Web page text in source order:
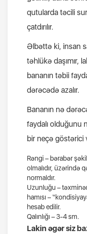
qutularda təcili
çatdırılır.
Əlbəttə ki, insan
təhlükə daşımır,
bananın təbii
dərəcədə azalır.
Bananın nə
faydalı olduğunu
bir neçə göstərici
Rəngi– bərabər
olmalıdır, üzərində
normaldır.
Uzunluğu –
hamısı –
hesab edilir.
Qalınlığı – 3-4sm.
Lakin əgər siz